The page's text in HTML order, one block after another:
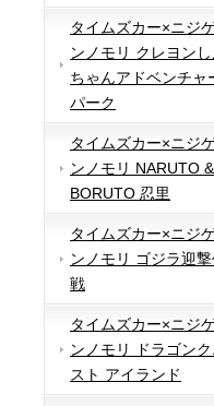
タイムズカー×ニジ
ンノモリ クレヨンし
ちゃんアドベンチャ
パーク
タイムズカー×ニジ
ンノモリ NARUTO &
BORUTO 忍里
タイムズカー×ニジ
ンノモリ ゴジラ迎
戦
タイムズカー×ニジ
ンノモリ ドラゴンク
スト アイランド